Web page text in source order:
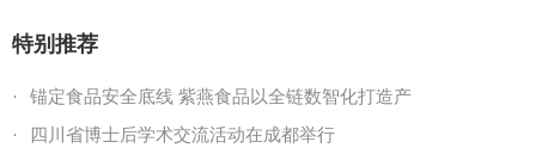
特别推荐
·
锚定食品安全底线 紫燕食品以全链数智化打造产
·
四川省博士后学术交流活动在成都举行